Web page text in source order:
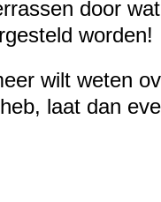
door
worden!
wilt weten
laat dan